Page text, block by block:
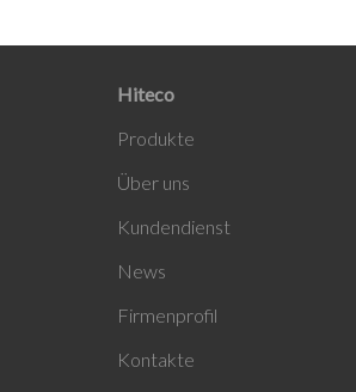
Hiteco
Produkte
Über uns
Kundendienst
News
Firmenprofil
Kontakte